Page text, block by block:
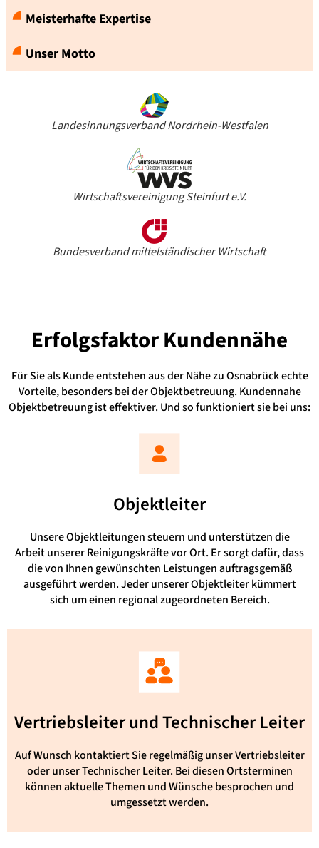
Meisterhafte Expertise
Unser Motto
Landesinnungsverband Nordrhein-Westfalen
Wirtschaftsvereinigung Steinfurt e.V.
Bundesverband mittelständischer Wirtschaft
ErfolgsfaktorKundennähe
Für Sie als Kunde entstehen aus der Nähe zu Osnabrück echte
Vorteile, besonders bei der Objektbetreuung. Kundennahe
Objektbetreuung ist effektiver. Und so funktioniert sie bei uns:
Objektleiter
Unsere Objektleitungen steuern und unterstützen die
Arbeit unserer Reinigungskräfte vor Ort. Er sorgt dafür, dass
die von Ihnen gewünschten Leistungen auftragsgemäß
ausgeführt werden. Jeder unserer Objektleiter kümmert
sich um einen regional zugeordneten Bereich.
Vertriebsleiter und Technischer Leiter
Auf Wunsch kontaktiert Sie regelmäßig unser Vertriebsleiter
oder unser Technischer Leiter. Bei diesen Ortsterminen
können aktuelle Themen und Wünsche besprochen und
umgessetzt werden.